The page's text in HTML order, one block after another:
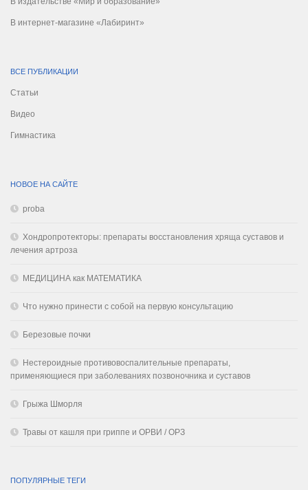
В интернет-магазине «Лабиринт»
ВСЕ ПУБЛИКАЦИИ
Статьи
Видео
Гимнастика
НОВОЕ НА САЙТЕ
proba
Хондропротекторы: препараты восстановления хряща суставов и
лечения артроза
МЕДИЦИНА как МАТЕМАТИКА
Что нужно принести с собой на первую консультацию
Березовые почки
Нестероидные противовоспалительные препараты,
применяющиеся при заболеваниях позвоночника и суставов
Грыжа Шморля
Травы от кашля при гриппе и ОРВИ / ОРЗ
ПОПУЛЯРНЫЕ ТЕГИ